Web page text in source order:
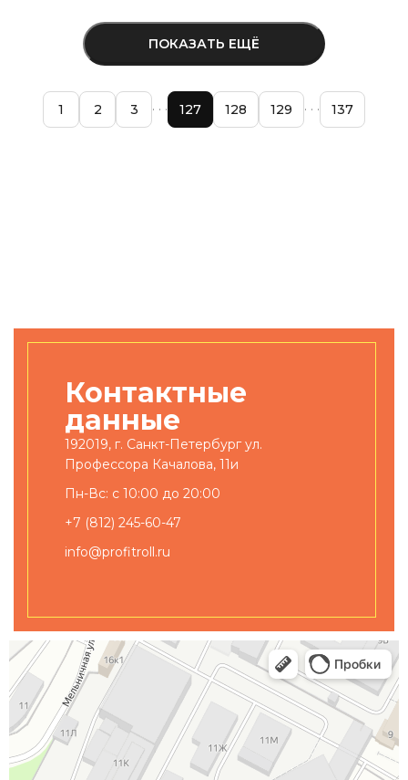
ПОКАЗАТЬ ЕЩЁ
1 2 3 127 128 129 137
Контактные
данные
192019, г. Санкт-Петербург ул.
Профессора Качалова, 11и
Пн-Вс: с 10:00 до 20:00
+7 (812) 245-60-47
info@profitroll.ru